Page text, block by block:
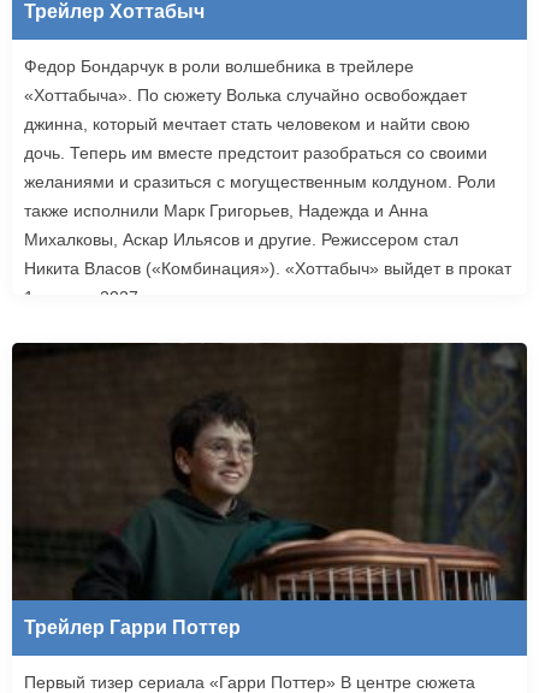
Трейлер Хоттабыч
Федор Бондарчук в роли волшебника в трейлере
«Хоттабыча». По сюжету Волька случайно освобождает
джинна, который мечтает стать человеком и найти свою
дочь. Теперь им вместе предстоит разобраться со своими
желаниями и сразиться с могущественным колдуном. Роли
также исполнили Марк Григорьев, Надежда и Анна
Михалковы, Аскар Ильясов и другие. Режиссером стал
Никита Власов («Комбинация»). «Хоттабыч» выйдет в прокат
1 января 2027 года.
Трейлер Гарри Поттер
Первый тизер сериала «Гарри Поттер» В центре сюжета